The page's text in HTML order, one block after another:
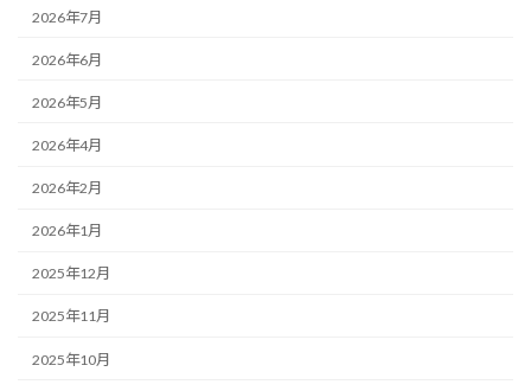
2026年7月
2026年6月
2026年5月
2026年4月
2026年2月
2026年1月
2025年12月
2025年11月
2025年10月